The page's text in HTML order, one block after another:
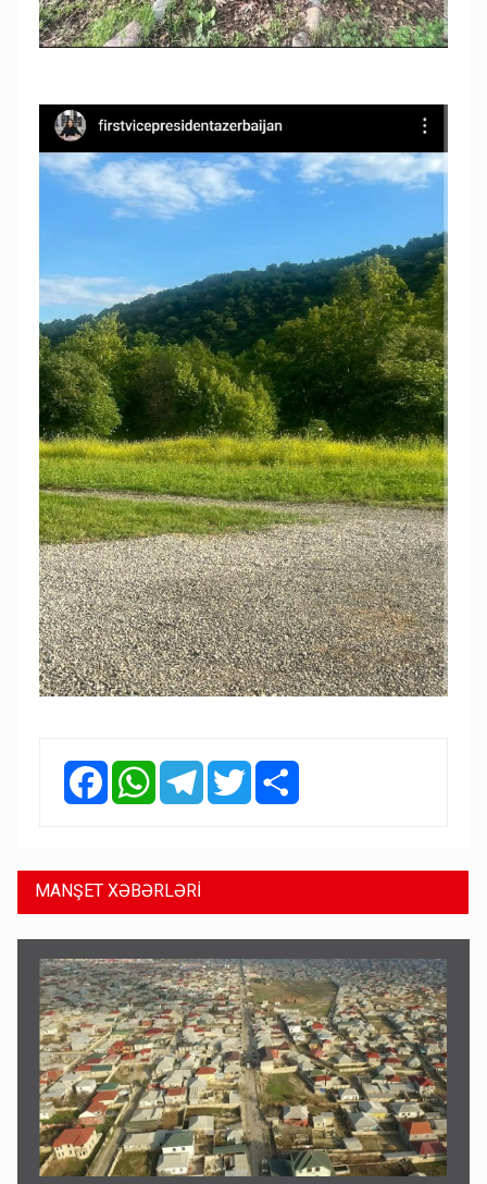
FacebookWhatsAppTelegramTwitter
MANŞET XƏBƏRLƏRİ